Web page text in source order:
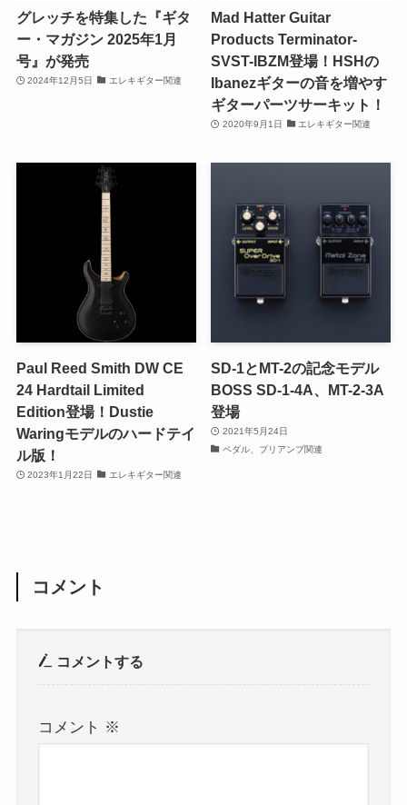
グレッチを特集した『ギタ
ー・マガジン 2025年1月
号』が発売
2024年12月5日 エレキギター関連
Mad Hatter Guitar
Products Terminator-
SVST-IBZM登場！HSHの
Ibanezギターの音を増やす
ギターパーツサーキット！
2020年9月1日 エレキギター関連
Paul Reed Smith DW CE
24 Hardtail Limited
Edition登場！Dustie
Waringモデルのハードテイ
ル版！
2023年1月22日 エレキギター関連
SD-1とMT-2の記念モデル
BOSS SD-1-4A、MT-2-3A
登場
2021年5月24日
ペダル、プリアンプ関連
コメント
コメントする
コメント ※